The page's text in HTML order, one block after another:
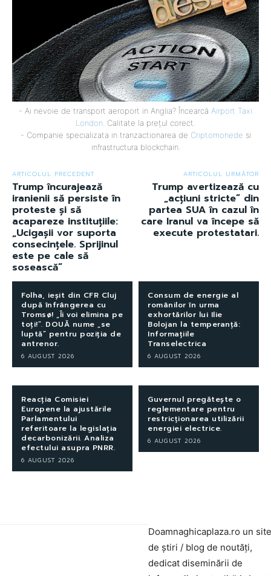
- Ai nevoie de transport aeroport in Anglia? Încearcă Airport Taxi
London . Calitate la prețul corect.
- Companie specializata in tranzactionarea de Criptomonede si
infrastructura blockchain.
ARTICOLUL PRECEDENT
Trump încurajează
iranienii să persiste în
proteste și să
acapareze instituțiile:
„Ucigașii vor suporta
consecințele. Sprijinul
este pe cale să
sosească”
ARTICOLUL URMĂTOR
Trump avertizează cu
„acțiuni stricte” din
partea SUA în cazul în
care Iranul va începe să
execute protestatari.
Folha, ieșit din CFR Cluj
după înfrângerea cu
Tromsø! „Îi voi elimina pe
toți!”. DOUĂ nume „se
luptă” pentru poziția de
antrenor.
6 AUGUST 2026
Consum de energie al
românilor în urma
exhortărilor lui Ilie
Bolojan la temperanță:
Informațiile
Transelectrica
6 AUGUST 2026
Reacția Comisiei
Europene la ajustările
Parlamentului
referitoare la legislația
decarbonizării. Analiza
efectului asupra PNRR.
6 AUGUST 2026
Guvernul pregătește o
reglementare pentru
restricționarea utilizării
energiei electrice.
6 AUGUST 2026
Doamnaghicaplaza.ro un site
de știri / blog de noutăți,
dedicat diseminării de